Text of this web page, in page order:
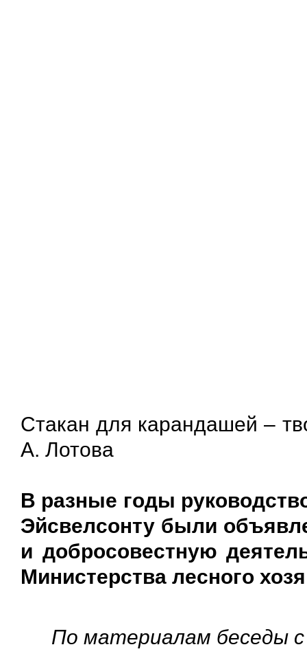
Стакан для карандашей –
А. Лотова
В разные годы
Эйсвелсонту были
и добросовестную
Министерства лесного
По материалам беседы